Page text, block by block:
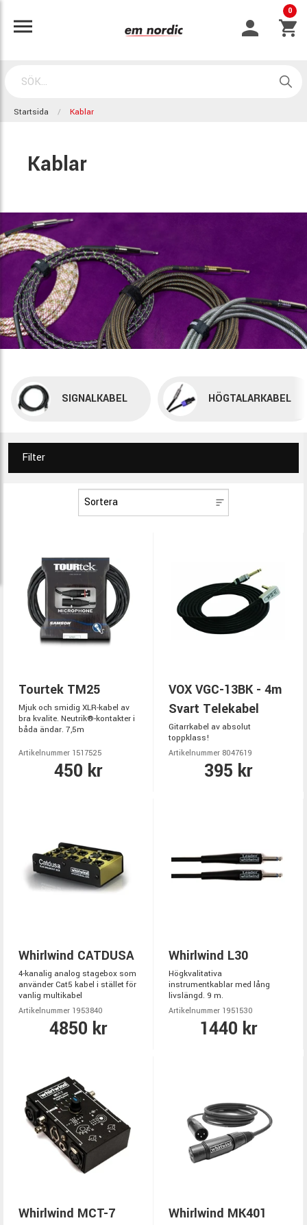
0
Startsida Kablar
Kablar
SIGNALKABEL HÖGTALARKABEL
Filter
Tourtek TM25
Mjuk och smidig XLR-kabel av
bra kvalite. Neutrik®-kontakter i
båda ändar. 7,5m
Artikelnummer 1517525
450 kr
VOX VGC-13BK - 4m
Svart Telekabel
Gitarrkabel av absolut
toppklass!
Artikelnummer 8047619
395 kr
Whirlwind CATDUSA
4-kanalig analog stagebox som
använder Cat5 kabel i stället för
vanlig multikabel
Artikelnummer 1953840
4850 kr
Whirlwind L30
Högkvalitativa
instrumentkablar med lång
livslängd. 9 m.
Artikelnummer 1951530
1440 kr
Whirlwind MCT-7 Whirlwind MK401